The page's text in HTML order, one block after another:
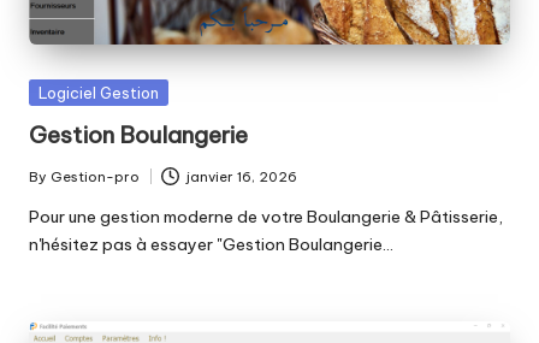
Posted
Logiciel Gestion
Gestion Boulangerie
Posted
by
By Gestion-pro janvier 16, 2026
Pour une gestion moderne de votre Boulangerie & Pâtisserie,
n'hésitez pas à essayer "Gestion Boulangerie…